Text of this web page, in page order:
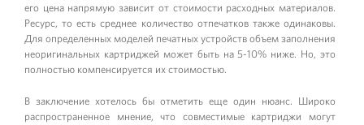
его цена напрямую зависит от стоимости расходных материалов.
Ресурс, то есть среднее количество отпечатков также одинаковы.
Для определенных моделей печатных устройств объем заполнения
неоригинальных картриджей может быть на 5-10% ниже. Но, это
полностью компенсируется их стоимостью.
В заключение хотелось бы отметить еще один нюанс. Широко
распространенное мнение, что совместимые картриджи могут